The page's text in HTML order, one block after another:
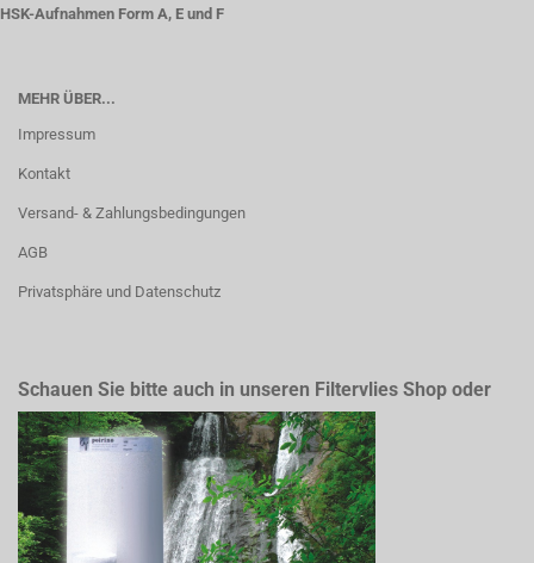
HSK-Aufnahmen Form A, E und F
MEHR ÜBER...
Impressum
Kontakt
Versand- & Zahlungsbedingungen
AGB
Privatsphäre und Datenschutz
Schauen Sie bitte auch in unseren Filtervlies Shop oder